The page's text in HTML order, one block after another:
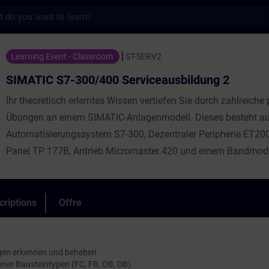
300/400 Serviceausbildung 2 -
Learning Event - Classroom ST-SERV2
SIMATIC S7-300/400 Serviceausbildung 2
Ihr theoretisch erlerntes Wissen vertiefen Sie durch zahlreiche
Übungen an einem SIMATIC-Anlagenmodell. Dieses besteht
Automatisierungssystem S7-300, Dezentraler Peripherie
Panel TP 177B, Antrieb Micromaster 420 und einem
Offre
erkennen und beheben
Bausteintypen (FC, FB, OB, DB)